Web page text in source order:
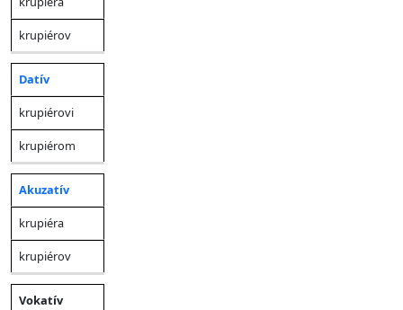
krupiérov
Datív
krupiérovi
krupiérom
Akuzatív
krupiéra
krupiérov
Vokatív